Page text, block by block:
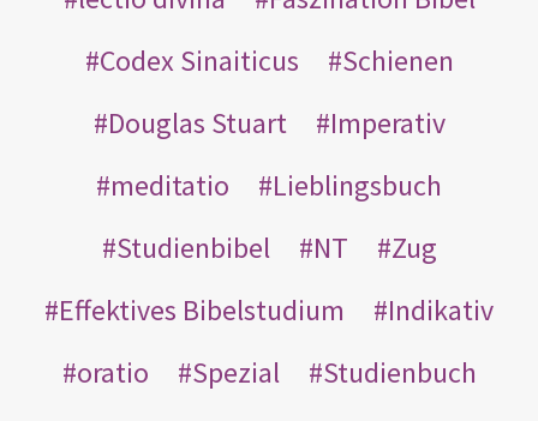
Codex Sinaiticus
Schienen
Douglas Stuart
Imperativ
meditatio
Lieblingsbuch
Studienbibel
NT
Zug
Effektives Bibelstudium
Indikativ
oratio
Spezial
Studienbuch